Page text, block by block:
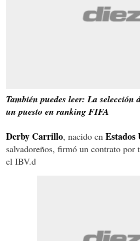
También puedes leer: La selección
un puesto en ranking FIFA
Derby Carrillo, nacido en Estados
salvadoreños, firmó un contrato por
el IBV.d